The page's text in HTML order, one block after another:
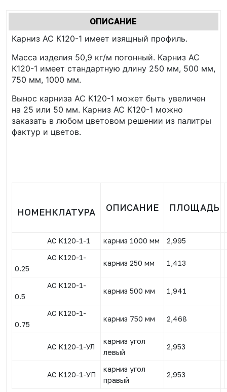
Характеристики
табы
ОПИСАНИЕ
ВКЛАДКА)
Карниз АС К120-1 имеет изящный профиль.
Масса изделия 50,9 кг/м погонный. Карниз АС
К120-1 имеет стандартную длину 250 мм, 500 мм,
750 мм, 1000 мм.
Вынос карниза АС К120-1 может быть увеличен
на 25 или 50 мм. Карниз АС К120-1 можно
заказать в любом цветовом решении из палитры
фактур и цветов.
НОМЕНКЛАТУРА ОПИСАНИЕ ПЛОЩАДЬ
АС К120-1-1 карниз 1000 мм
2,995
АС К120-1-
0.25
карниз 250 мм 1,413
АС К120-1-
0.5
карниз 500 мм 1,941
АС К120-1-
0.75
карниз 750 мм 2,468
АС К120-1-УЛ
карниз угол
левый
2,953
АС К120-1-УП
карниз угол
правый
2,953